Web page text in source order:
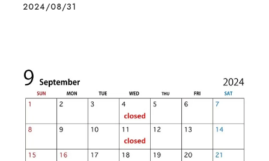
2024/08/31